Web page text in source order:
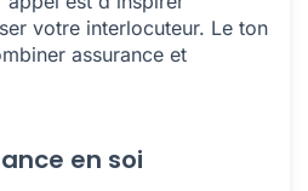
votre interlocuteur. Le ton
assurance et
en soi